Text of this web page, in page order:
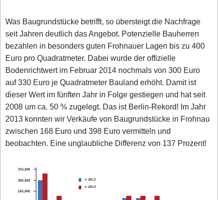
Was Baugrundstücke betrifft, so übersteigt die Nachfrage
seit Jahren deutlich das Angebot. Potenzielle Bauherren
bezahlen in besonders guten Frohnauer Lagen bis zu 400
Euro pro Quadratmeter. Dabei wurde der offizielle
Bodenrichtwert im Februar 2014 nochmals von 300 Euro
auf 330 Euro je Quadratmeter Bauland erhöht. Damit ist
dieser Wert im fünften Jahr in Folge gestiegen und hat seit
2008 um ca. 50 % zugelegt. Das ist Berlin-Rekord! Im Jahr
2013 konnten wir Verkäufe von Baugrundstücke in Frohnau
zwischen 168 Euro und 398 Euro vermitteln und
beobachten. Eine unglaubliche Differenz von 137 Prozent!